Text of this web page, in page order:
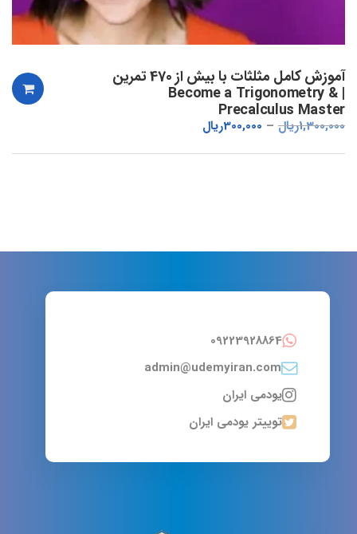
آموزش کامل مثلثات با بیش از 470 تمرین
| Become a Trigonometry &
Precalculus Master
1,300,000ریال 300,000ریال
09223928864
admin@udemyiran.com
یودمی ایران
توییتر یودمی ایران